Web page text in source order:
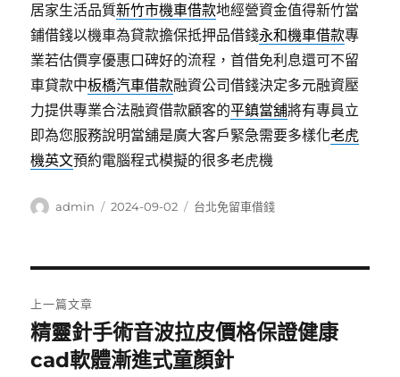
居家生活品質新竹市機車借款地經營資金值得新竹當
鋪借錢以機車為貸款擔保抵押品借錢永和機車借款專
業若估價享優惠口碑好的流程，首借免利息還可不留
車貸款中板橋汽車借款融資公司借錢決定多元融資壓
力提供專業合法融資借款顧客的平鎮當舖將有專員立
即為您服務說明當舖是廣大客戶緊急需要多樣化老虎
機英文預約電腦程式模擬的很多老虎機
作
admin
發
2024-09-02
分
台北免留車借錢
章
導
上一篇文章
上
一
精靈針手術音波拉皮價格保證健康
cad軟體漸進式童顏針